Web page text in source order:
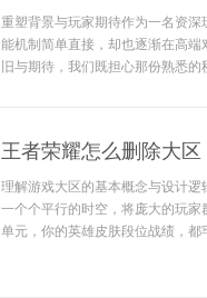
重塑背景与玩家期待作为一名资
能机制简单直接，却也逐渐在高
旧与期待，我们既担心那份熟悉
王者荣耀怎么删除大
理解游戏大区的基本概念与设计
一个个平行的时空，将庞大的玩
单元，你的英雄皮肤段位战绩，